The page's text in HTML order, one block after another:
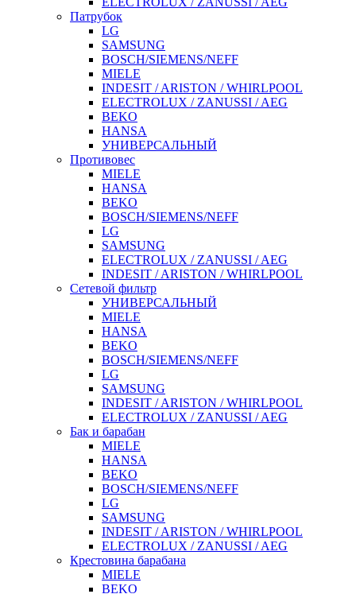
Патрубок
LG
SAMSUNG
BOSCH/SIEMENS/NEFF
MIELE
INDESIT / ARISTON / WHIRLPOOL
ELECTROLUX / ZANUSSI / AEG
BEKO
HANSA
УНИВЕРСАЛЬНЫЙ
Противовес
MIELE
HANSA
BEKO
BOSCH/SIEMENS/NEFF
LG
SAMSUNG
ELECTROLUX / ZANUSSI / AEG
INDESIT / ARISTON / WHIRLPOOL
Сетевой фильтр
УНИВЕРСАЛЬНЫЙ
MIELE
HANSA
BEKO
BOSCH/SIEMENS/NEFF
LG
SAMSUNG
INDESIT / ARISTON / WHIRLPOOL
ELECTROLUX / ZANUSSI / AEG
Бак и барабан
MIELE
HANSA
BEKO
BOSCH/SIEMENS/NEFF
LG
SAMSUNG
INDESIT / ARISTON / WHIRLPOOL
ELECTROLUX / ZANUSSI / AEG
Крестовина барабана
MIELE
BEKO